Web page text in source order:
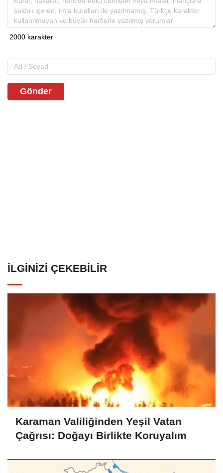
Gönder
İLGINIZI ÇEKEBILIR
Karaman Valiliğinden Yeşil Vatan
Çağrısı: Doğayı Birlikte Koruyalım